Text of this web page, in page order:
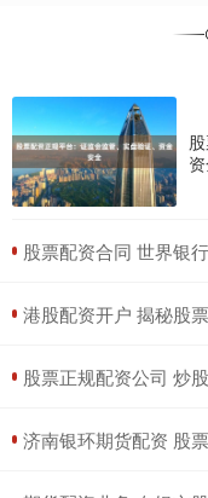
股票配资合同 世界银
港股配资开户 揭秘股
股票正规配资公司 炒股
济南银环期货配资 股